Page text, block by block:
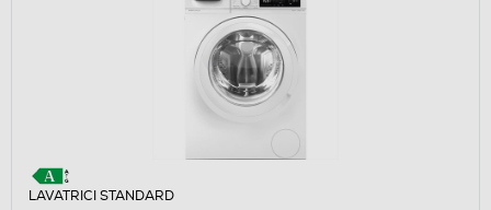
LAVATRICI STANDARD